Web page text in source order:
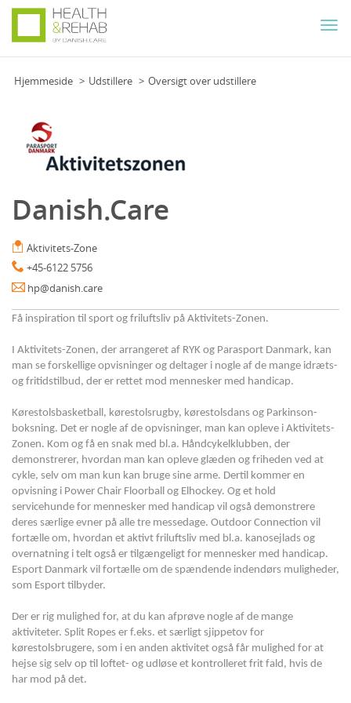
Hjemmeside Udstillere Oversigt over udstillere
Danish.Care
Aktivitets-Zone
+45-6122 5756
hp@danish.care
Få inspiration til sport og friluftsliv på Aktivitets-Zonen.
I Aktivitets-Zonen, der arrangeret af RYK og Parasport Danmark, kan
man se forskellige opvisninger og deltager i nogle af de mange idræts-
og fritidstilbud, der er rettet mod mennesker med handicap.
Kørestolsbasketball, kørestolsrugby, kørestolsdans og Parkinson-
boksning. Det er nogle af de opvisninger, man kan opleve i Aktivitets-
Zonen. Kom og få en snak med bl.a. Håndcykelklubben, der
demonstrerer, hvordan man kan opleve glæden og friheden ved at
cykle, selv om man kun kan bruge sine arme. Dertil kommer en
opvisning i Power Chair Floorball og Elhockey. Og et hold
servicehunde for mennesker med handicap vil også demonstrere
deres særlige evner på alle tre messedage. Outdoor Connection vil
fortælle om, hvordan et aktivt friluftsliv med bl.a. kanosejlads og
overnatning i telt også er tilgængeligt for mennesker med handicap.
Esport Danmark vil fortælle om de spændende indendørs muligheder,
som Esport tilbyder.
Der er rig mulighed for, at du kan afprøve nogle af de mange
aktiviteter. Split Ropes er f.eks. et særligt sjippetov for
kørestolsbrugere, som i en anden aktivitet også får mulighed for at
hejse sig selv op til loftet- og udløse et kontrolleret frit fald, hvis de
har mod på det.